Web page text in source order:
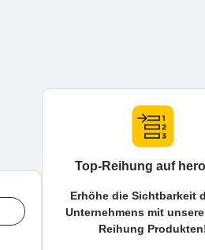
Top-Reihung auf
Erhöhe die Sichtbarkeit
Unternehmens mit
Reihung